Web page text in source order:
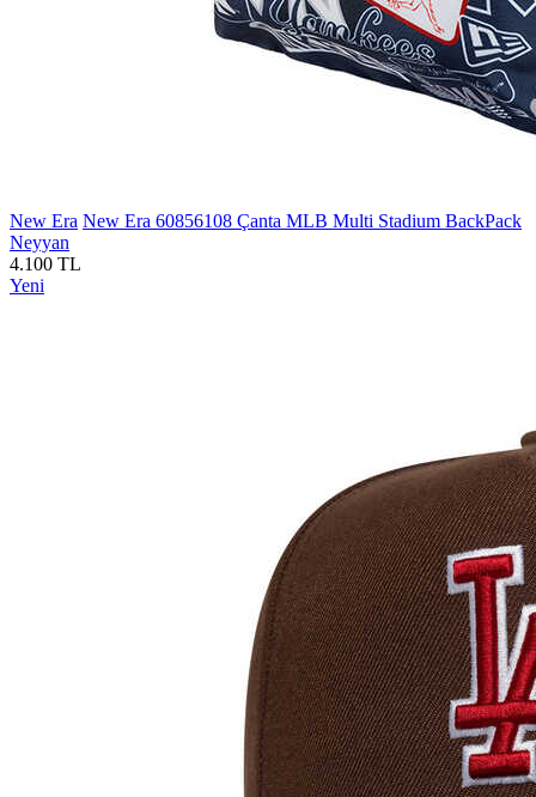
New Era New Era 60856108 Çanta MLB Multi Stadium BackPack
Neyyan
4.100 TL
Yeni